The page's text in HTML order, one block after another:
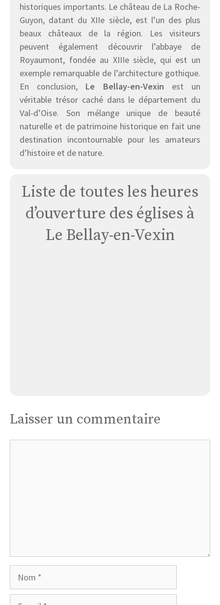
historiques importants. Le château de La Roche-
Guyon, datant du XIIe siècle, est l’un des plus
beaux châteaux de la région. Les visiteurs
peuvent également découvrir l’abbaye de
Royaumont, fondée au XIIIe siècle, qui est un
exemple remarquable de l’architecture gothique.
En conclusion, Le Bellay-en-Vexin est un
véritable trésor caché dans le département du
Val-d’Oise. Son mélange unique de beauté
naturelle et de patrimoine historique en fait une
destination incontournable pour les amateurs
d’histoire et de nature.
Liste de toutes les heures
d’ouverture des églises à
Le Bellay-en-Vexin
Laisser un commentaire